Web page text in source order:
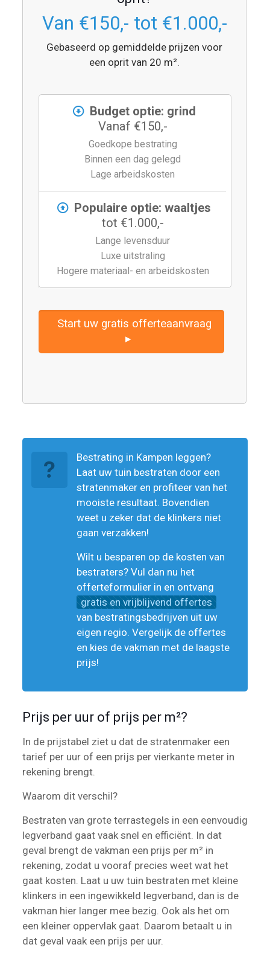
Van €150,- tot €1.000,-
Gebaseerd op gemiddelde prijzen voor
een oprit van 20 m².
Budget optie: grind
Vanaf €150,-
Goedkope bestrating
Binnen een dag gelegd
Lage arbeidskosten
Populaire optie: waaltjes
tot €1.000,-
Lange levensduur
Luxe uitstraling
Hogere materiaal- en arbeidskosten
Start uw gratis offerteaanvraag
▸
Bestrating in Kampen leggen?
Laat uw tuin bestraten door een
stratenmaker en profiteer van het
mooiste resultaat. Bovendien
weet u zeker dat de klinkers niet
gaan verzakken!
Wilt u besparen op de kosten van
bestraters? Vul dan nu het
offerteformulier in en ontvang
gratis en vrijblijvend offertes
van bestratingsbedrijven uit uw
eigen regio. Vergelijk de offertes
en kies de vakman met de laagste
prijs!
Prijs per uur of prijs per m²?
In de prijstabel ziet u dat de stratenmaker een
tarief per uur of een prijs per vierkante meter in
rekening brengt.
Waarom dit verschil?
Bestraten van grote terrastegels in een eenvoudig
legverband gaat vaak snel en efficiënt. In dat
geval brengt de vakman een prijs per m² in
rekening, zodat u vooraf precies weet wat het
gaat kosten. Laat u uw tuin bestraten met kleine
klinkers in een ingewikkeld legverband, dan is de
vakman hier langer mee bezig. Ook als het om
een kleiner oppervlak gaat. Daarom betaalt u in
dat geval vaak een prijs per uur.